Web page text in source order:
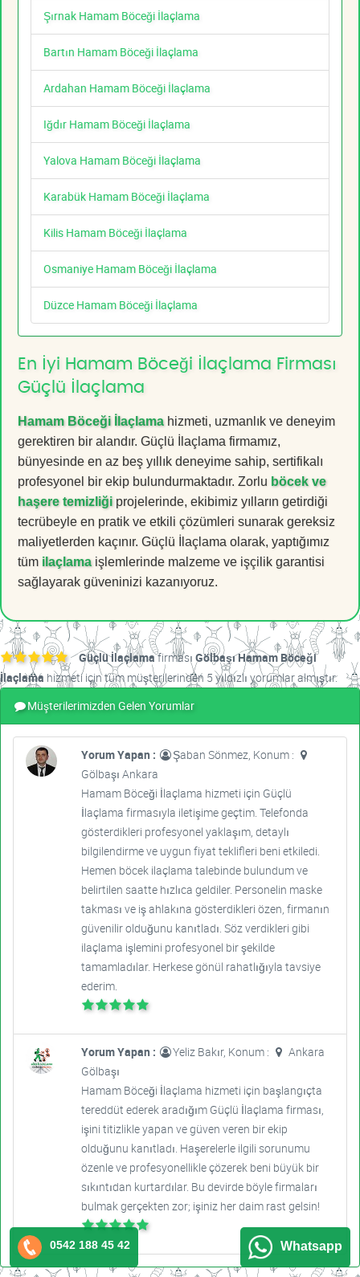
Şırnak Hamam Böceği İlaçlama
Bartın Hamam Böceği İlaçlama
Ardahan Hamam Böceği İlaçlama
Iğdır Hamam Böceği İlaçlama
Yalova Hamam Böceği İlaçlama
Karabük Hamam Böceği İlaçlama
Kilis Hamam Böceği İlaçlama
Osmaniye Hamam Böceği İlaçlama
Düzce Hamam Böceği İlaçlama
En İyi Hamam Böceği İlaçlama Firması
Güçlü İlaçlama
Hamam Böceği İlaçlamahizmeti, uzmanlık ve deneyim
gerektiren bir alandır. Güçlü İlaçlama firmamız,
bünyesinde en az beş yıllık deneyime sahip, sertifikalı
profesyonel bir ekip bulundurmaktadır. Zorlu böcek ve
haşere temizliği projelerinde, ekibimiz yılların getirdiği
tecrübeyle en pratik ve etkili çözümleri sunarak gereksiz
maliyetlerden kaçınır. Güçlü İlaçlama olarak, yaptığımız
tüm ilaçlamaişlemlerinde malzeme ve işçilik garantisi
sağlayarak güveninizi kazanıyoruz.
Güçlü İlaçlamafirması Gölbaşı Hamam Böceği
İlaçlama hizmeti için tüm müşterilerinden 5 yıldızlı yorumlar almıştır.
Müşterilerimizden Gelen Yorumlar
Yorum Yapan :
Şaban Sönmez, Konum :
Gölbaşı Ankara
Hamam Böceği İlaçlama hizmeti için Güçlü
İlaçlama firmasıyla iletişime geçtim. Telefonda
gösterdikleri profesyonel yaklaşım, detaylı
bilgilendirme ve uygun fiyat teklifleri beni etkiledi.
Hemen böcek ilaçlama talebinde bulundum ve
belirtilen saatte hızlıca geldiler. Personelin maske
takması ve iş ahlakına gösterdikleri özen, firmanın
güvenilir olduğunu kanıtladı. Söz verdikleri gibi
ilaçlama işlemini profesyonel bir şekilde
tamamladılar. Herkese gönül rahatlığıyla tavsiye
ederim.
Yorum Yapan : Yeliz Bakır, Konum :
Ankara
Gölbaşı
Hamam Böceği İlaçlama hizmeti için başlangıçta
tereddüt ederek aradığım Güçlü İlaçlama firması,
işini titizlikle yapan ve güven veren bir ekip
olduğunu kanıtladı. Haşerelerle ilgili sorunumu
özenle ve profesyonellikle çözerek beni büyük bir
sıkıntıdan kurtardılar. Bu devirde böyle firmaları
bulmak gerçekten zor; işiniz her daim rast gelsin!
0542 188 45 42 Whatsapp